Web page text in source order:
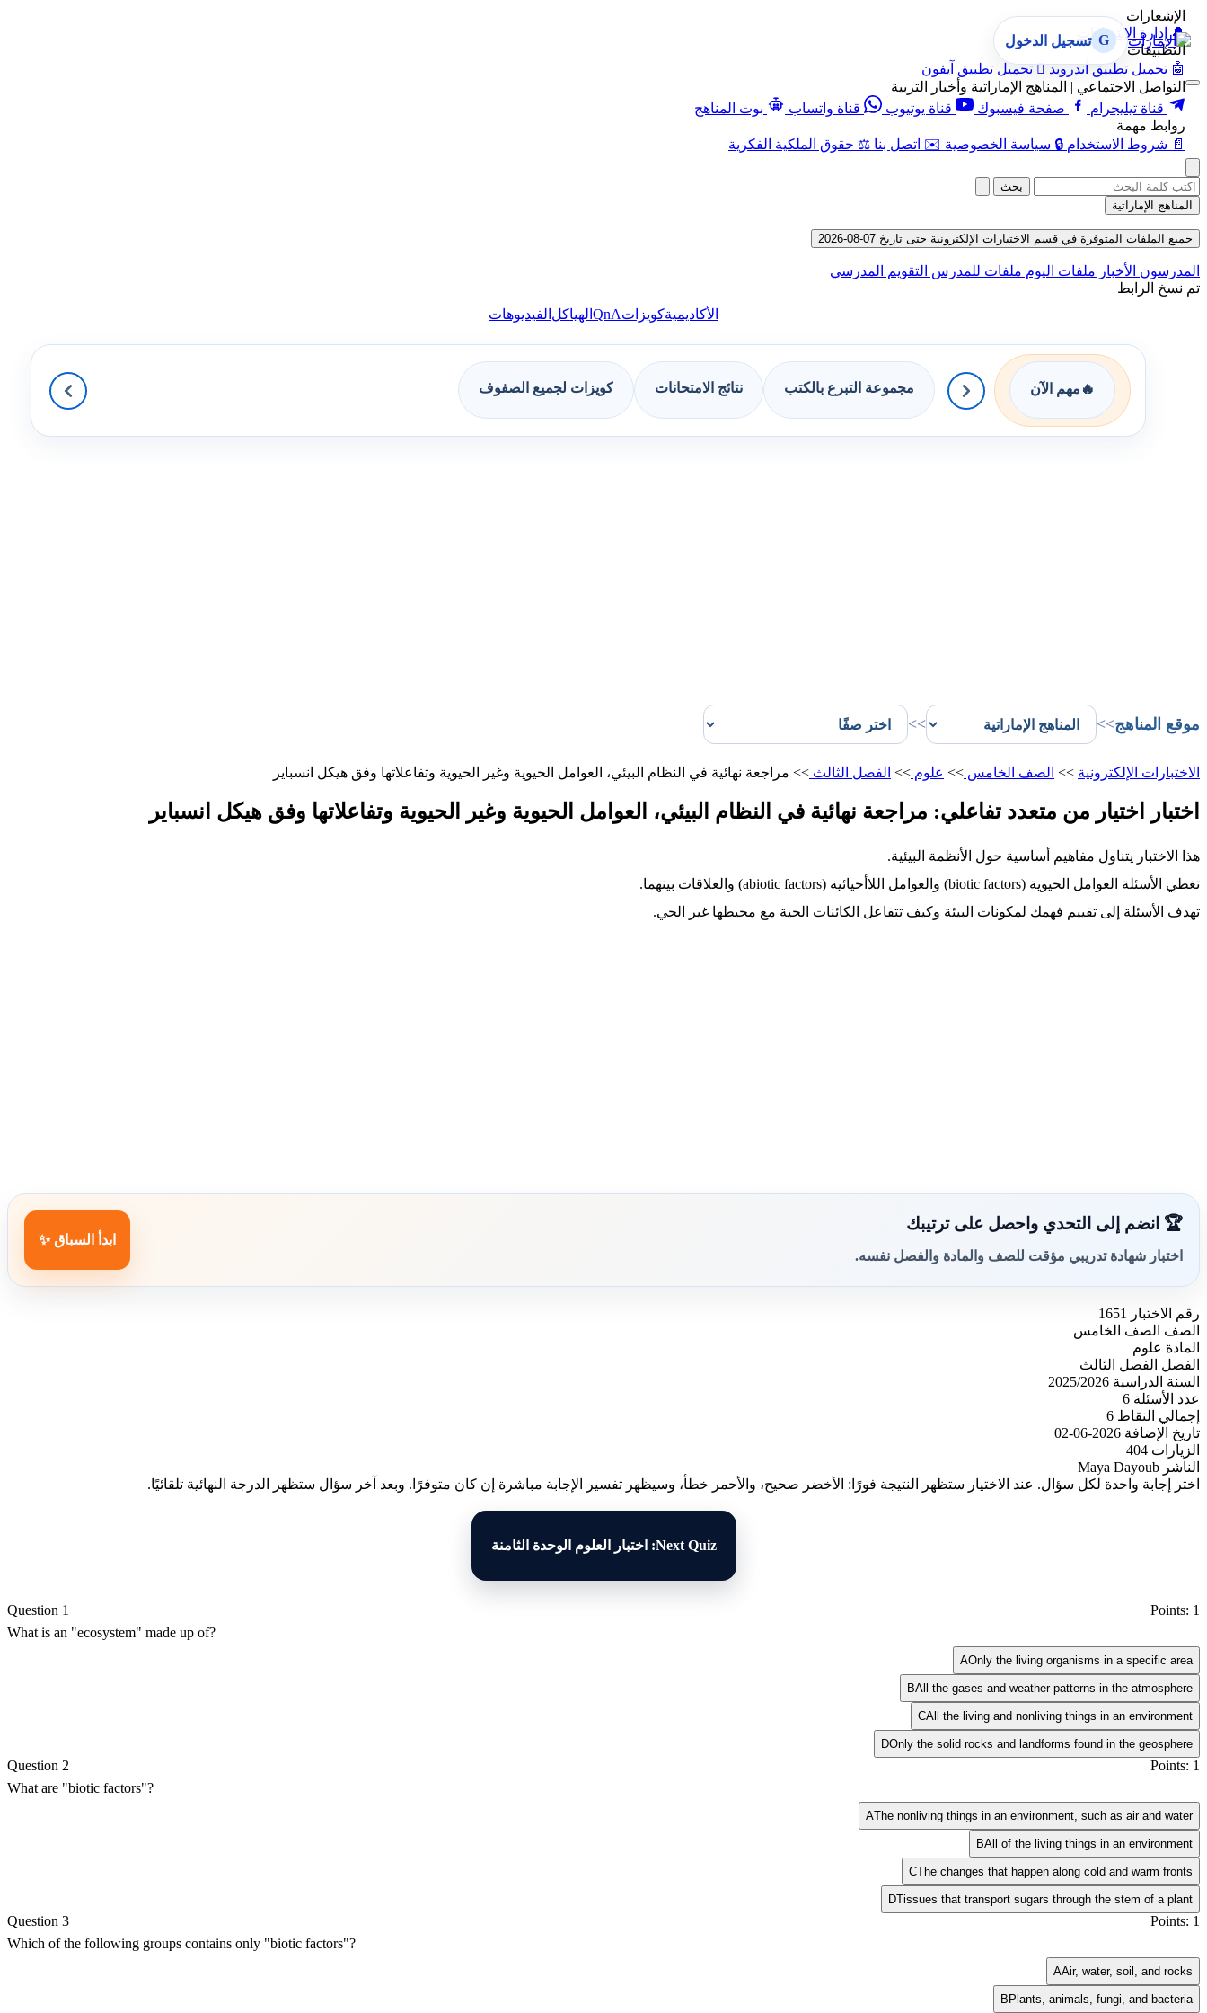
الإشعارات
🔔 إدارة الإشعارات
التطبيقات
🤖 تحميل تطبيق أندرويد  تحميل تطبيق آيفون
التواصل الاجتماعي | المناهج الإماراتية وأخبار التربية
قناة تيليجرام
صفحة فيسبوك قناة يوتيوب قناة واتساب
بوت المناهج
روابط مهمة
📄 شروط الاستخدام 🔒 سياسة الخصوصية ✉️ اتصل بنا ⚖️ حقوق الملكية الفكرية
G تسجيل الدخول
بحث
المناهج الإماراتية
جميع الملفات المتوفرة في قسم الاختبارات الإلكترونية حتى تاريخ 07-08-2026
المدرسون الأخبار ملفات اليوم ملفات للمدرس التقويم المدرسي
تم نسخ الرابط
الأكاديميةكويزاتQnA الهياكل الفيديوهات
🔥 مهم الآن مجموعة التبرع بالكتب نتائج الامتحانات كويزات لجميع الصفوف
موقع المناهج>>
>>
الاختبارات الإلكترونية >> الصف الخامس >> علوم >> الفصل الثالث >> مراجعة نهائية في النظام البيئي، العوامل الحيوية وغير الحيوية وتفاعلاتها وفق هيكل انسباير
اختبار اختيار من متعدد تفاعلي: مراجعة نهائية في النظام البيئي، العوامل الحيوية وغير الحيوية وتفاعلاتها وفق هيكل انسباير
هذا الاختبار يتناول مفاهيم أساسية حول الأنظمة البيئية.
تغطي الأسئلة العوامل الحيوية (biotic factors) والعوامل اللاأحيائية (abiotic factors) والعلاقات بينهما.
تهدف الأسئلة إلى تقييم فهمك لمكونات البيئة وكيف تتفاعل الكائنات الحية مع محيطها غير الحي.
🏆 انضم إلى التحدي واحصل على ترتيبك
اختبار شهادة تدريبي مؤقت للصف والمادة والفصل نفسه.
ابدأ السباق ✨
رقم الاختبار
1651
الصف الصف الخامس
المادة علوم
الفصل الفصل الثالث
السنة الدراسية 2025/2026
عدد الأسئلة 6
إجمالي النقاط 6
تاريخ الإضافة 2026-06-02
الزيارات 404
الناشر Maya Dayoub
اختر إجابة واحدة لكل سؤال. عند الاختيار ستظهر النتيجة فورًا: الأخضر صحيح، والأحمر خطأ، وسيظهر تفسير الإجابة مباشرة إن كان متوفرًا. وبعد آخر سؤال ستظهر الدرجة النهائية تلقائيًا.
Next Quiz: اختبار العلوم الوحدة الثامنة
Question 1
Points: 1
What is an "ecosystem" made up of?
AOnly the living organisms in a specific area
BAll the gases and weather patterns in the atmosphere
CAll the living and nonliving things in an environment
DOnly the solid rocks and landforms found in the geosphere
Question 2
Points: 1
What are "biotic factors"?
AThe nonliving things in an environment, such as air and water
BAll of the living things in an environment
CThe changes that happen along cold and warm fronts
DTissues that transport sugars through the stem of a plant
Question 3
Points: 1
Which of the following groups contains only "biotic factors"?
AAir, water, soil, and rocks
B Plants, animals, fungi, and bacteria